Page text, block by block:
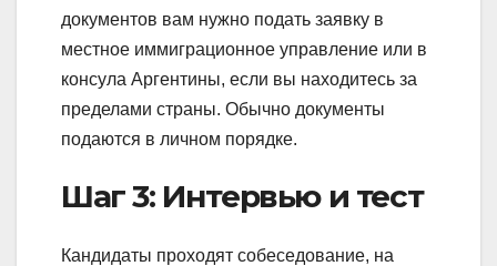
документов вам нужно подать заявку в
местное иммиграционное управление или в
консула Аргентины, если вы находитесь за
пределами страны. Обычно документы
подаются в личном порядке.
Шаг 3: Интервью и тест
Кандидаты проходят собеседование, на